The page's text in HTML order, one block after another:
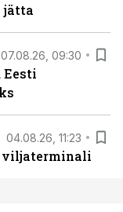
jätta
07.08.26, 09:30
Eesti
04.08.26, 11:23
viljaterminali